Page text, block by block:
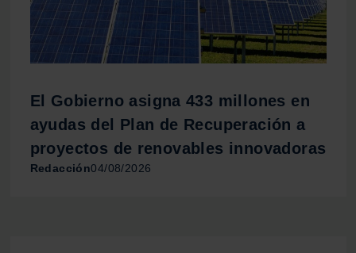
El Gobierno asigna 433 millones en
ayudas del Plan de Recuperación a
proyectos de renovables innovadoras
Redacción04/08/2026